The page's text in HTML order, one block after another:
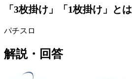
「3枚掛け」「1枚掛け」と
パチスロ
解説・回答